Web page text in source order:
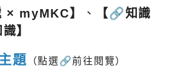
× myMKC】 、
【🔗知識
】
題 （點選🔗前往閱覽）